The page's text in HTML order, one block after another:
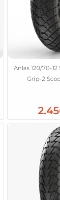
Anlas 120/70-
Grip-2